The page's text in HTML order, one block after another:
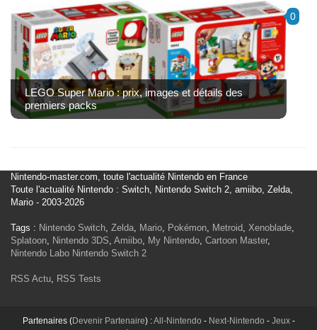
0
LEGO Super Mario : prix, images et détails des
premiers packs
Nintendo-master.com, toute l'actualité Nintendo en France
Toute l'actualité Nintendo : Switch, Nintendo Switch 2, amiibo, Zelda,
Mario - 2003-2026
Tags : Nintendo Switch, Zelda, Mario, Pokémon, Metroid, Xenoblade,
Splatoon, Nintendo 3DS, Amiibo, My Nintendo, Cartoon Master,
Nintendo Labo Nintendo Switch 2
RSS Actu, RSS Tests
Partenaires (Devenir Partenaire) :All-Nintendo - Next-Nintendo - Jeux-